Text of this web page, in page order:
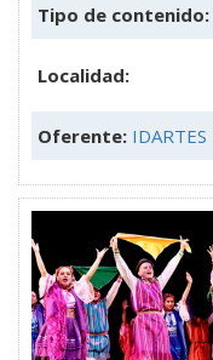
Tipo de contenido:
Localidad:
Oferente: IDARTES